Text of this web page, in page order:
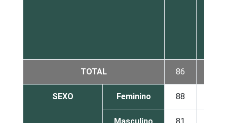
TOTAL 86
SEXO Feminino 88